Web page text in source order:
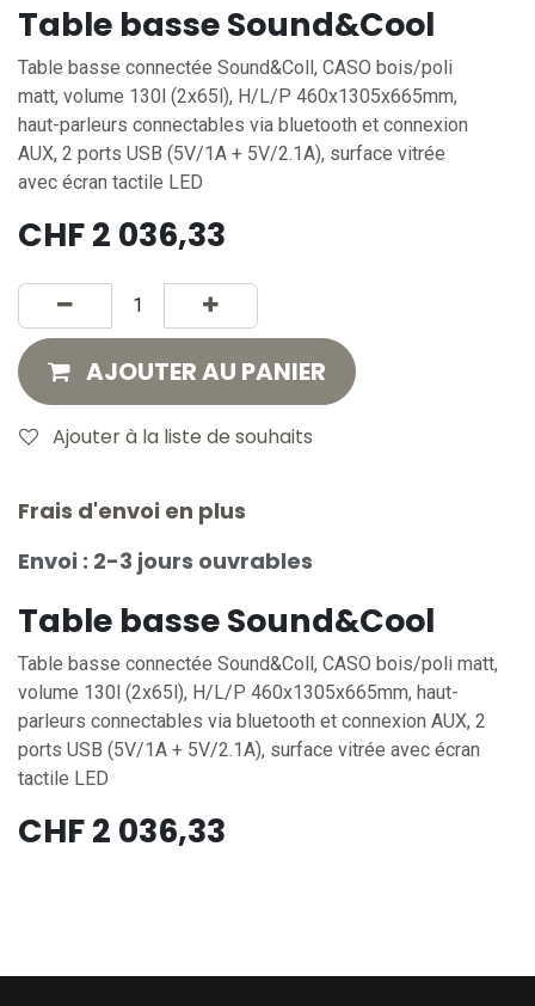
Table basse Sound&Cool
Table basse connectée Sound&Coll, CASO bois/poli
matt, volume 130l (2x65l), H/L/P 460x1305x665mm,
haut-parleurs connectables via bluetooth et connexion
AUX, 2 ports USB (5V/1A + 5V/2.1A), surface vitrée
avec écran tactile LED
CHF2 036,33
AJOUTER AU PANIER
Ajouter à la liste de souhaits
Frais d'envoi en plus
Envoi : 2-3 jours ouvrables
Table basse Sound&Cool
Table basse connectée Sound&Coll, CASO bois/poli matt,
volume 130l (2x65l), H/L/P 460x1305x665mm, haut-
parleurs connectables via bluetooth et connexion AUX, 2
ports USB (5V/1A + 5V/2.1A), surface vitrée avec écran
tactile LED
CHF2 036,33